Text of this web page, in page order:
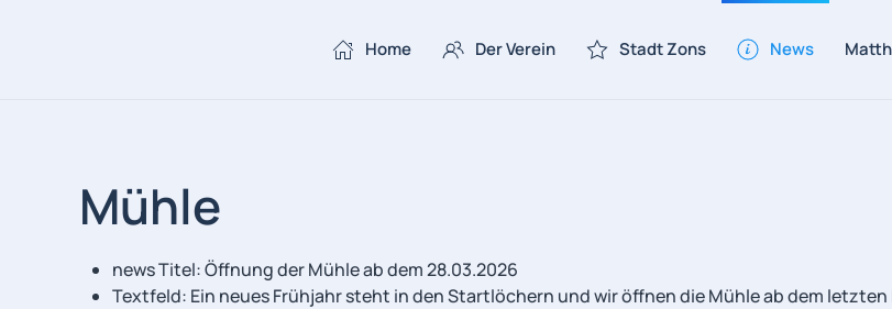
Home Der Verein Stadt Zons News
Mühle
news Titel:Öffnung der Mühle ab dem 28.03.2026
Textfeld: Ein neues Frühjahr steht in den Startlöchern und wir öffnen die Mühle ab dem